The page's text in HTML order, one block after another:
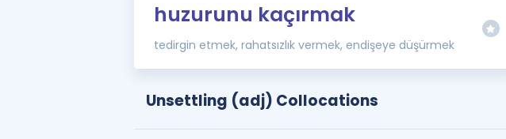
huzurunu kaçırmak
tedirgin etmek, rahatsızlık vermek, endişeye düşürmek
Unsettling (adj) Collocations